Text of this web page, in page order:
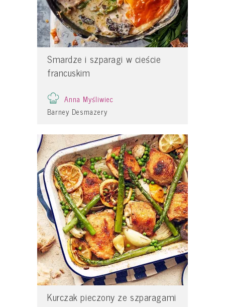
Smardze i szparagi w cieście
francuskim
Anna Myśliwiec
Barney Desmazery
Kurczak pieczony ze szparagami